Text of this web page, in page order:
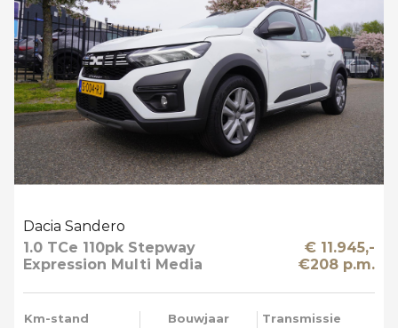
Dacia Sandero
1.0 TCe 110pk Stepway
Expression Multi Media
€ 11.945,-
€208 p.m.
Km-stand
Bouwjaar
Transmissie